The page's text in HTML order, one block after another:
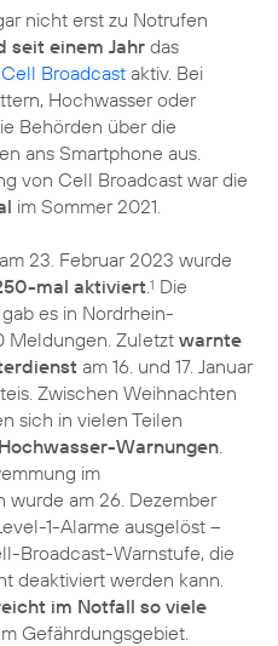
nicht erst zu Notrufen
seit einem Jahrdas
Broadcast aktiv. Bei
Hochwasser oder
Behörden über die
ans Smartphone aus.
von Cell Broadcast war die
im Sommer 2021.
am 23. Februar 2023 wurde
mal aktiviert 1 Die
es in Nordrhein-
Meldungen. Zuletzt warnte
am 16. und 17. Januar
Zwischen Weihnachten
sich in vielen Teilen
Hochwasser-Warnungen
im
wurde am 26. Dezember
1-Alarme ausgelöst –
Broadcast-Warnstufe, die
deaktiviert werden kann.
im Notfall so viele
Gefährdungsgebiet.